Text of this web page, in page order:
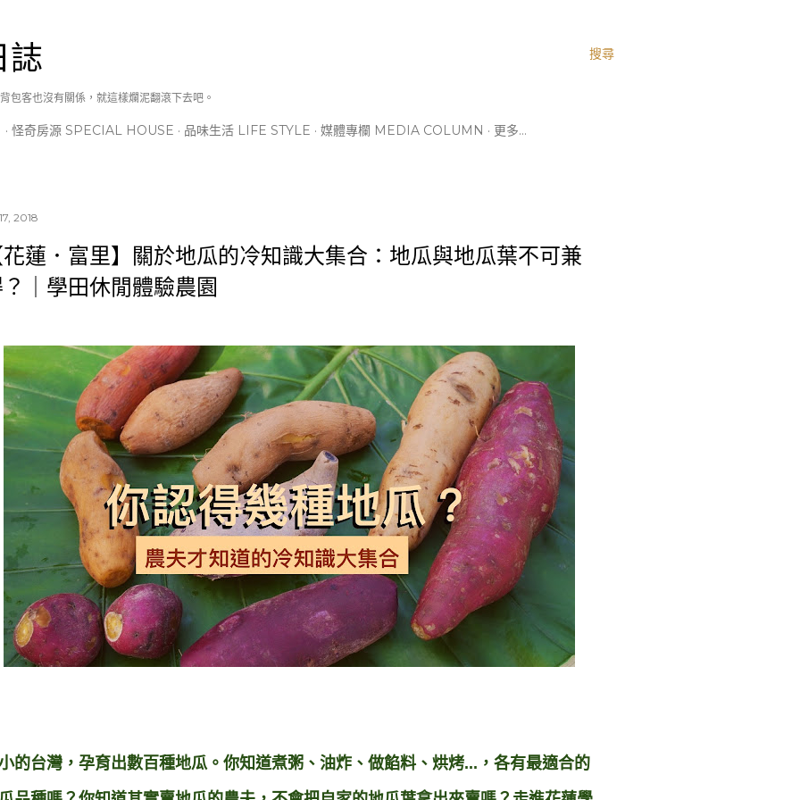
搜尋
誌
包客也沒有關係，就這樣爛泥翻滾下去吧。
怪奇房源 SPECIAL HOUSE 品味生活 LIFE STYLE 媒體專欄 MEDIA COLUMN 更多…
2018
蓮．富里】關於地瓜的冷知識大集合：地瓜與地瓜葉不可兼
｜學田休閒體驗農園
的台灣，孕育出數百種地瓜。你知道煮粥、油炸、做餡料、烘烤...，各有最適合的